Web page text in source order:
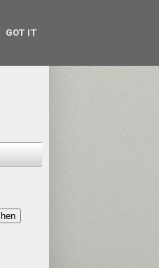
GOT IT